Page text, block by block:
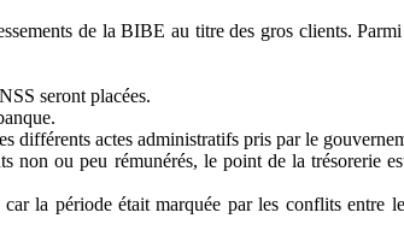
de la BIBE au titre des gros clients.
seront placées.
actes administratifs pris par le
ou peu rémunérés, le point de la trésorerie
la période était marquée par les conflits entre